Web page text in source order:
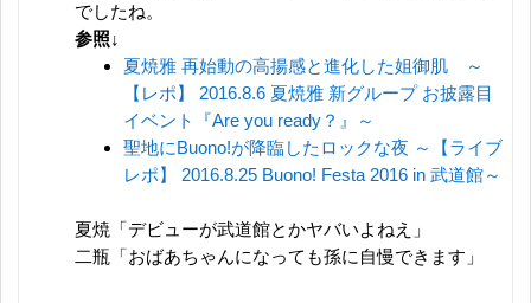
でしたね。
参照↓
夏焼雅 再始動の高揚感と進化した姐御肌 ～
【レポ】 2016.8.6 夏焼雅 新グループ お披露目
イベント『Are you ready？』～
聖地にBuono!が降臨したロックな夜 ～【ライブ
レポ】 2016.8.25 Buono! Festa 2016 in 武道館～
夏焼「デビューが武道館とかヤバいよねえ」
二瓶「おばあちゃんになっても孫に自慢できます」